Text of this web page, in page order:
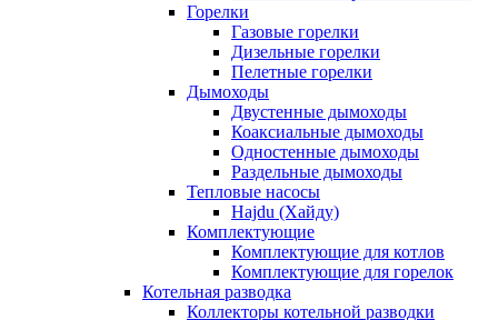
Горелки
Газовые горелки
Дизельные горелки
Пелетные горелки
Дымоходы
Двустенные дымоходы
Коаксиальные дымоходы
Одностенные дымоходы
Раздельные дымоходы
Тепловые насосы
Hajdu (Хайду)
Комплектующие
Комплектующие для котлов
Комплектующие для горелок
Котельная разводка
Коллекторы котельной разводки